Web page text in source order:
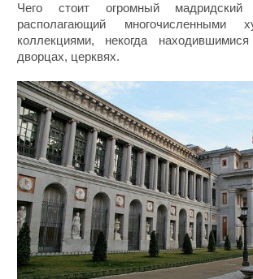
Чего стоит огромный
располагающий многочисленными
коллекциями, некогда
дворцах, церквях.